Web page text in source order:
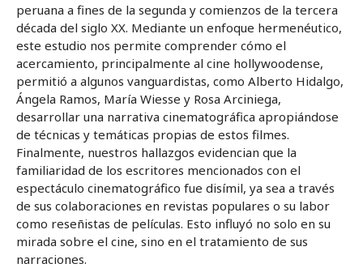
peruana a fines de la segunda y comienzos de la tercera
década del siglo XX. Mediante un enfoque hermenéutico,
este estudio nos permite comprender cómo el
acercamiento, principalmente al cine hollywoodense,
permitió a algunos vanguardistas, como Alberto Hidalgo,
Ángela Ramos, María Wiesse y Rosa Arciniega,
desarrollar una narrativa cinematográfica apropiándose
de técnicas y temáticas propias de estos filmes.
Finalmente, nuestros hallazgos evidencian que la
familiaridad de los escritores mencionados con el
espectáculo cinematográfico fue disímil, ya sea a través
de sus colaboraciones en revistas populares o su labor
como reseñistas de películas. Esto influyó no solo en su
mirada sobre el cine, sino en el tratamiento de sus
narraciones.